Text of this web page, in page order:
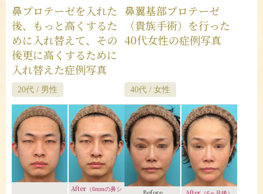
鼻プロテーゼを入れた
後、もっと高くするた
めに入れ替えて、その
後更に高くするために
入れ替えた症例写真
20代 / 男性
After （6mmの鼻シ
鼻翼基部プロテーゼ
（貴族手術）を行った
40代女性の症例写真
40代 / 女性